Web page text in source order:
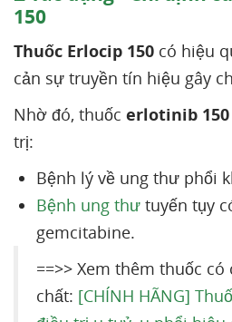
150
Thuốc Erlocip 150 có hiệu
cản sự truyền tín hiệu gây
Nhờ đó, thuốc erlotinib 150
trị:
Bệnh lý về ung thư phổi
Bệnh ung thư tuyến tụy
gemcitabine.
==>> Xem thêm thuốc
chất: [CHÍNH HÃNG]